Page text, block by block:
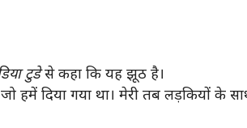
टुडेसे कहा कि यह झूठ है।
दिया गया था। मेरी तब लड़कियों के